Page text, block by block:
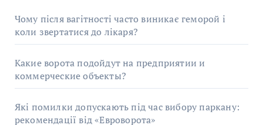
Чому після вагітності часто виникає геморой і
коли звертатися до лікаря?
Какие ворота подойдут на предприятии и
коммерческие объекты?
Які помилки допускають під час вибору паркану:
рекомендації від «Евроворота»